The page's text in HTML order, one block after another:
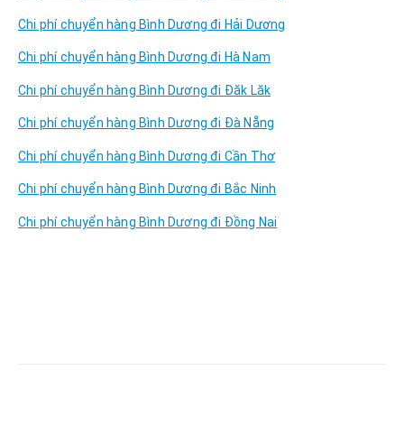
Chi phí chuyển hàng Bình Dương đi Hải Dương
Chi phí chuyển hàng Bình Dương đi Hà Nam
Chi phí chuyển hàng Bình Dương đi Đăk Lăk
Chi phí chuyển hàng Bình Dương đi Đà Nẵng
Chi phí chuyển hàng Bình Dương đi Cần Thơ
Chi phí chuyển hàng Bình Dương đi Bắc Ninh
Chi phí chuyển hàng Bình Dương đi Đồng Nai